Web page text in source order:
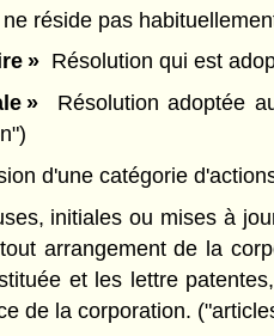
réside pas
»Résolution qui est
» Résolution adoptée
d'une catégorie
initiales ou mises à
arrangement de la
et les lettre
de la corporation.